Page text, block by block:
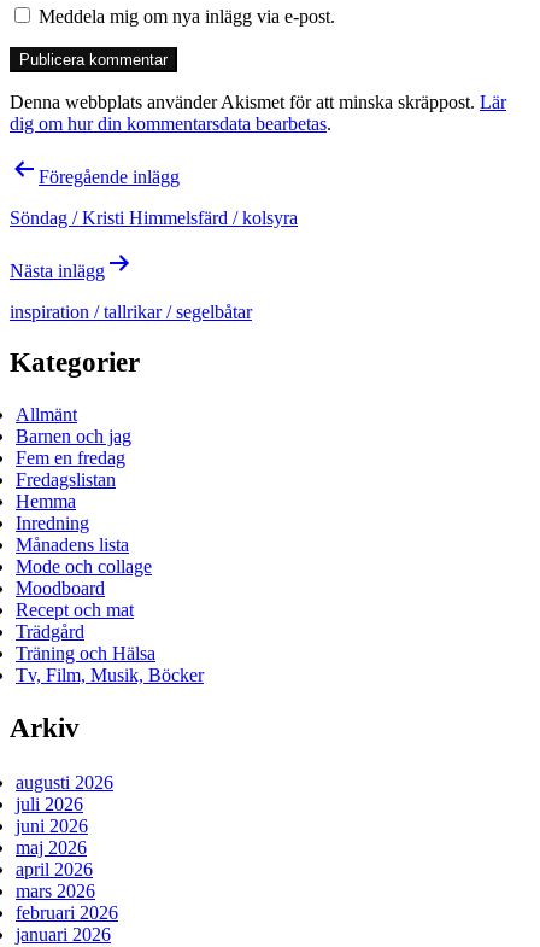
Meddela mig om nya inlägg via e-post.
Denna webbplats använder Akismet för att minska skräppost. Lär
dig om hur din kommentarsdata bearbetas.
Inläggsnavigering
Föregående inlägg
Söndag / Kristi Himmelsfärd / kolsyra
Nästa inlägg
inspiration / tallrikar / segelbåtar
Kategorier
Allmänt
Barnen och jag
Fem en fredag
Fredagslistan
Hemma
Inredning
Månadens lista
Mode och collage
Moodboard
Recept och mat
Trädgård
Träning och Hälsa
Tv, Film, Musik, Böcker
Arkiv
augusti 2026
juli 2026
juni 2026
maj 2026
april 2026
mars 2026
februari 2026
januari 2026